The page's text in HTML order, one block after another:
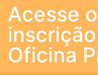
Acesse
Oficina